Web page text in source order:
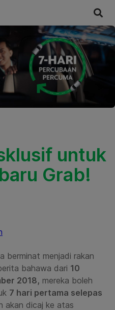
untuk
Grab!
berminat menjadi rakan
bahawa dari 10
2018, mereka boleh
7 hari pertama selepas
akan dicaj ke atas